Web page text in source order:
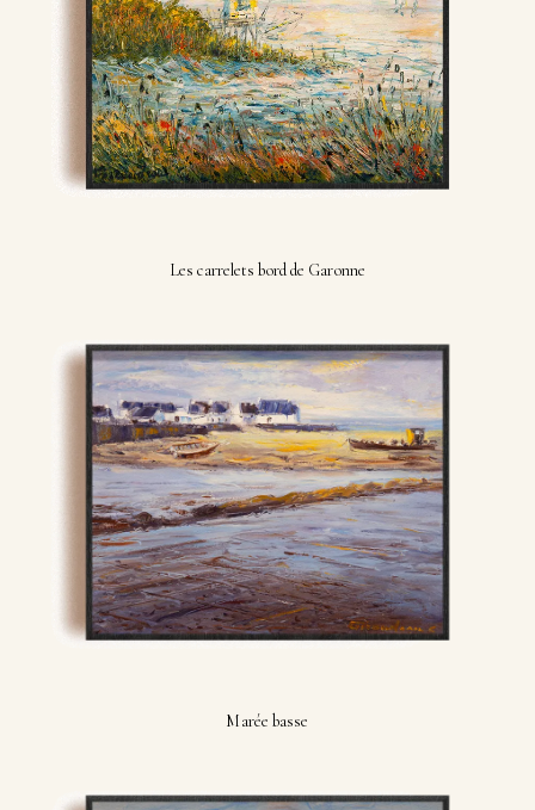
Les carrelets bord de Garonne
Marée basse